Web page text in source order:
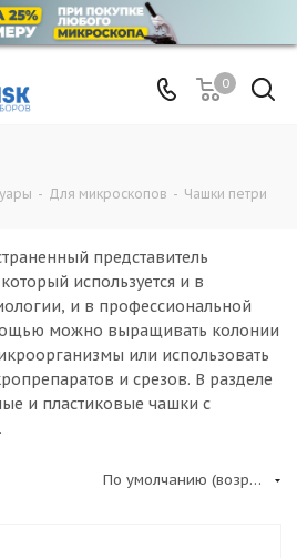
0
- Для микроскопов - Чашки петри
представитель
используется и в
и в профессиональной
можно выращивать колонии
или использовать
и срезов. В разделе
и пластиковые чашки с
По умолчанию (возрастание)